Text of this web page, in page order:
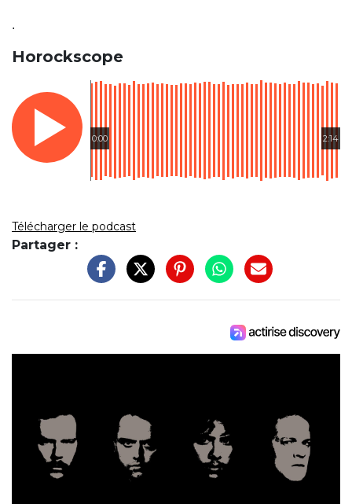
.
Horockscope
0:00 2:14
Télécharger le podcast
Partager :